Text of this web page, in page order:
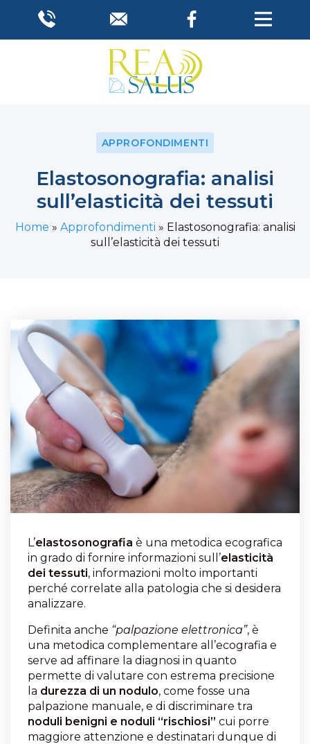
APPROFONDIMENTI
Elastosonografia: analisi
sull’elasticità dei tessuti
Home » Approfondimenti » Elastosonografia: analisi
sull’elasticità dei tessuti
L’elastosonografia è una metodica ecografica
in grado di fornire informazioni sull’elasticità
dei tessuti, informazioni molto importanti
perché correlate alla patologia che si desidera
analizzare.
Definita anche “palpazione elettronica”, è
una metodica complementare all’ecografia e
serve ad affinare la diagnosi in quanto
permette di valutare con estrema precisione
la durezza di un nodulo, come fosse una
palpazione manuale, e di discriminare tra
noduli benigni e noduli “rischiosi” cui porre
maggiore attenzione e destinatari dunque di